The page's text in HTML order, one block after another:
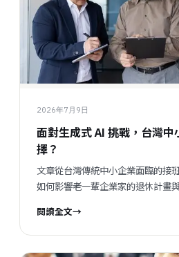
2026年7月9日
面對生成式 AI 挑戰，台灣中
擇？
文章從台灣傳統中小企業面臨的接
如何影響老一輩企業家的退休計畫
閱讀全文→